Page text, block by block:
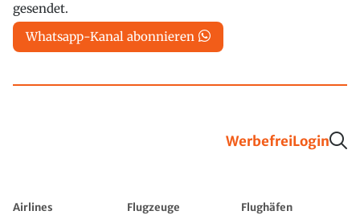
gesendet.
Whatsapp-Kanal abonnieren
WerbefreiLogin
Airlines Flugzeuge
Flughäfen